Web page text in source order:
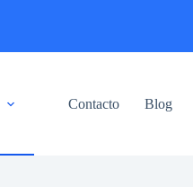
Contacto Blog